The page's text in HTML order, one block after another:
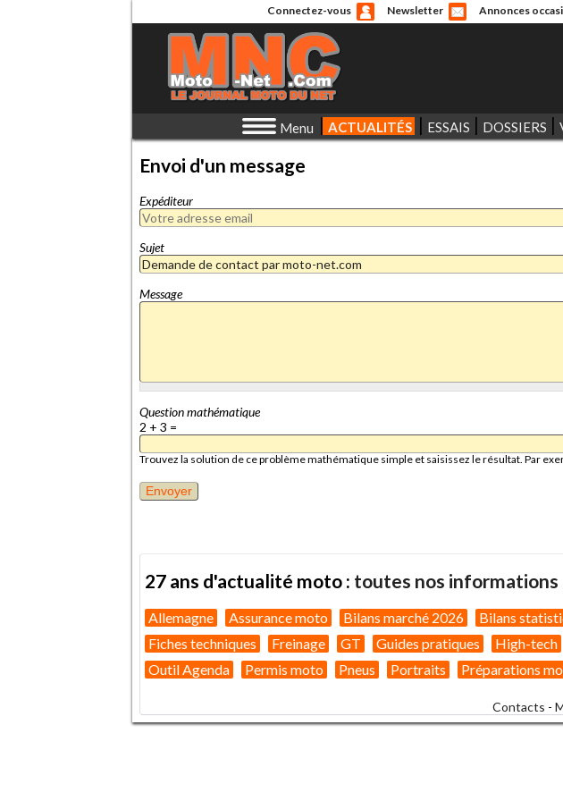
Connectez-vous Newsletter Annonces
Menu ACTUALITÉS ESSAIS DOSSIERS
Envoi d'un message
Expéditeur
Sujet
Message
Question mathématique
2 + 3 =
Trouvez la solution de ce problème mathématique simple et saisissez le résultat. Par
27 ans d'actualité moto : toutes nos informations
Allemagne Assurance moto Bilans marché 2026 Bilans
Fiches techniques
Freinage GT Guides pratiques High-tech
Outil Agenda
Permis moto Pneus Portraits Préparations
Contacts -